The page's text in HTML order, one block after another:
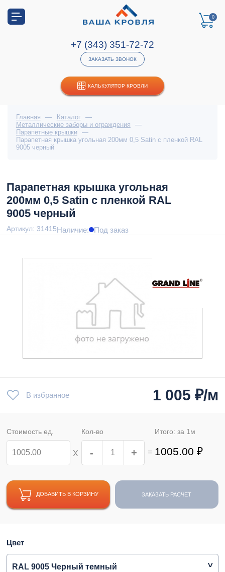
КАЛЬКУЛЯТОР КРОВЛИ
0
+7 (343) 351-72-72
ЗАКАЗАТЬ ЗВОНОК
Главная — Каталог
—
Металлические заборы и ограждения
—
Парапетные крышки
—
Парапетная крышка угольная 200мм 0,5 Satin с пленкой RAL
9005 черный
Парапетная крышка угольная
200мм 0,5 Satin с пленкой RAL
9005 черный
Артикул: 31415Наличие: Под заказ
В избранное 1 005 ₽/м
Стоимость ед.
Х
Кол-во
- + =
Итого: за 1 м
1005.00 ₽
ДОБАВИТЬ В КОРЗИНУ ЗАКАЗАТЬ РАСЧЕТ
Цвет
RAL 9005 Черный темный